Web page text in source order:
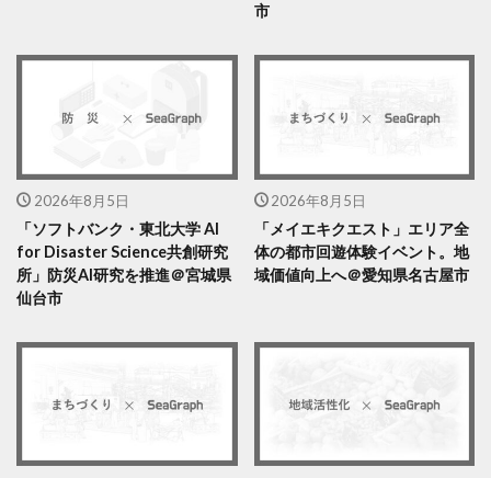
市
2026年8月5日
「ソフトバンク・東北大学 AI
for Disaster Science共創研究
所」防災AI研究を推進＠宮城県
仙台市
2026年8月5日
「メイエキクエスト」エリア全
体の都市回遊体験イベント。地
域価値向上へ＠愛知県名古屋市